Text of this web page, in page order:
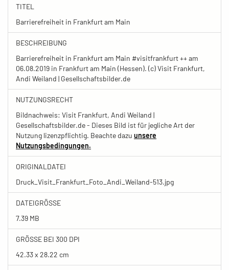
TITEL
Barrierefreiheit in Frankfurt am Main
BESCHREIBUNG
Barrierefreiheit in Frankfurt am Main #visitfrankfurt ++ am
06.08.2019 in Frankfurt am Main (Hessen). (c) Visit Frankfurt,
Andi Weiland | Gesellschaftsbilder.de
NUTZUNGSRECHT
Bildnachweis: Visit Frankfurt, Andi Weiland |
Gesellschaftsbilder.de - Dieses Bild ist für jegliche Art der
Nutzung lizenzpflichtig. Beachte dazu unsere
Nutzungsbedingungen.
ORIGINALDATEI
Druck_Visit_Frankfurt_Foto_Andi_Weiland-513.jpg
DATEIGRÖSSE
7.39 MB
GRÖSSE BEI 300 DPI
42.33 x 28.22 cm